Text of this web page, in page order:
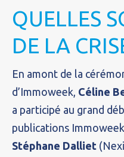
QUELLES
DE LA
En amont de la
d’Immoweek, Céline
a participé au grand
publications
Stéphane Dalliet